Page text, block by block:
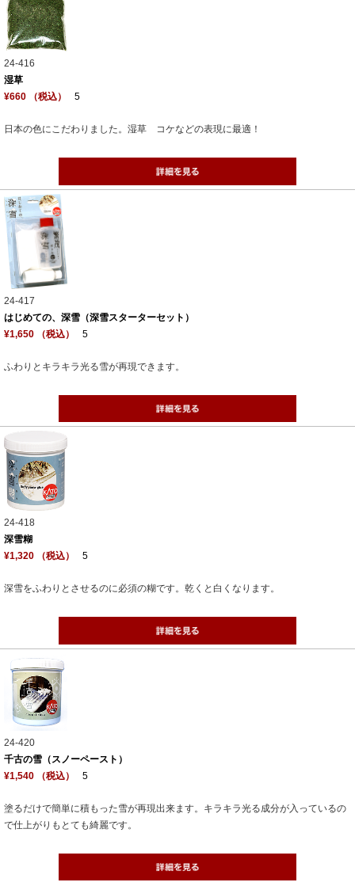
24-416
湿草
¥660 （税込）
5
日本の色にこだわりました。湿草 コケなどの表現に最適！
24-417
はじめての、深雪（深雪スターターセット）
¥1,650 （税込）
5
ふわりとキラキラ光る雪が再現できます。
24-418
深雪糊
¥1,320 （税込）
5
深雪をふわりとさせるのに必須の糊です。乾くと白くなります。
24-420
千古の雪（スノーペースト）
¥1,540 （税込）
5
塗るだけで簡単に積もった雪が再現出来ます。キラキラ光る成分が入っているの
で仕上がりもとても綺麗です。